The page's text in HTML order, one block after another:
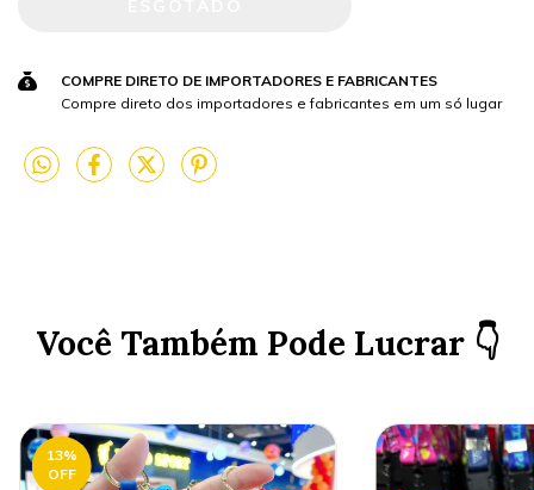
COMPRE DIRETO DE IMPORTADORES E FABRICANTES
Compre direto dos importadores e fabricantes em um só lugar
Você Também Pode Lucrar 👇
13%
OFF